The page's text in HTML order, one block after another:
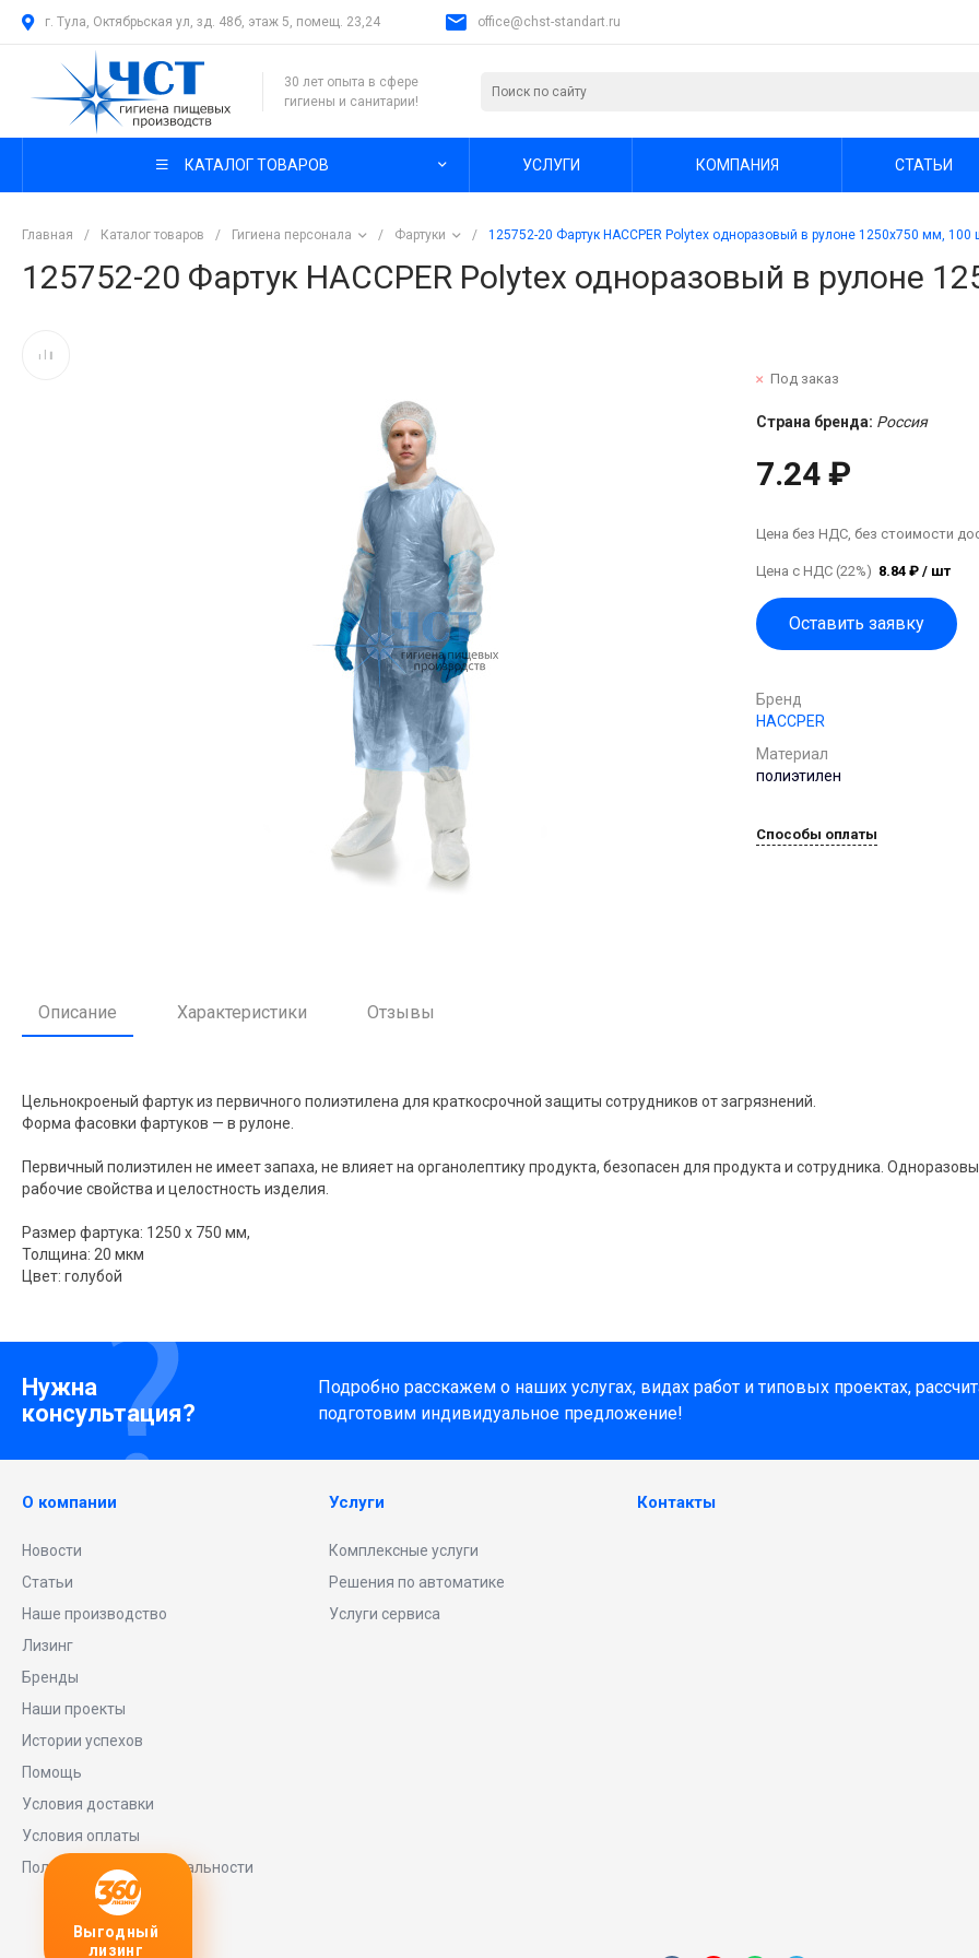
г. Тула, Октябрьская ул, зд. 48б, этаж 5, помещ. 23,24 office@chst-standart.ru
30 лет опыта в сфере
гигиены и санитарии!
КАТАЛОГ ТОВАРОВ УСЛУГИ КОМПАНИЯ СТАТЬИ
Главная / Каталог товаров / Гигиена персонала / Фартуки / 125752-20 Фартук HACCPER Polytex одноразовый в рулоне 1250x750 мм, 100
125752-20 Фартук HACCPER Polytex одноразовый в рулоне
Под заказ
Страна бренда: Россия
7.24 ₽
Цена без НДС, без стоимости
Цена с НДС (22%) 8.84 ₽ / шт
Оставить заявку
Бренд
HACCPER
Материал
полиэтилен
Способы оплаты
Описание Характеристики Отзывы
Цельнокроеный фартук из первичного полиэтилена для краткосрочной защиты сотрудников от загрязнений.
Форма фасовки фартуков — в рулоне.
Первичный полиэтилен не имеет запаха, не влияет на органолептику продукта, безопасен для продукта и сотрудника.
рабочие свойства и целостность изделия.
Размер фартука: 1250 х 750 мм,
Толщина: 20 мкм
Цвет: голубой
Нужна
консультация?
Подробно расскажем о наших услугах, видах работ и типовых проектах,
подготовим индивидуальное предложение!
О компании
Новости
Статьи
Наше производство
Лизинг
Бренды
Наши проекты
Истории успехов
Помощь
Условия доставки
Условия оплаты
Политика конфиденциальности
Услуги
Комплексные услуги
Решения по автоматике
Услуги сервиса
Контакты
Выгодный
лизинг